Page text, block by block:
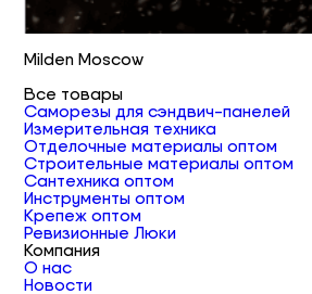
Milden Moscow
Все товары
Саморезы для сэндвич-панелей
Измерительная техника
Отделочные материалы оптом
Строительные материалы оптом
Сантехника оптом
Инструменты оптом
Крепеж оптом
Ревизионные Люки
Компания
О нас
Новости